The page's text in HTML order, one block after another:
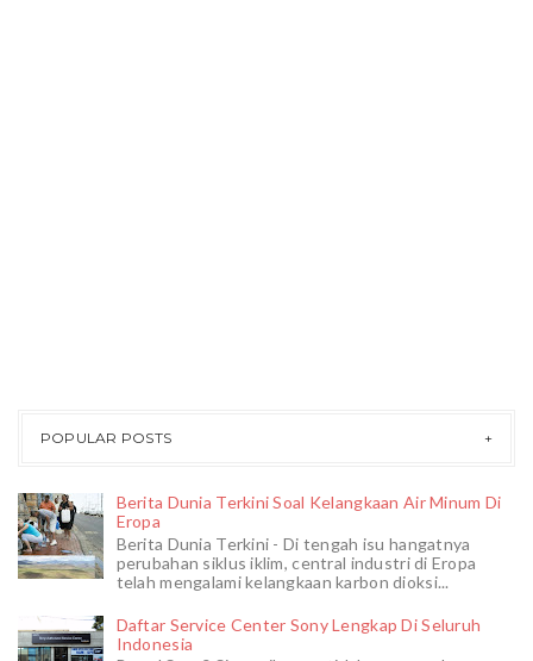
POPULAR POSTS
Berita Dunia Terkini Soal Kelangkaan Air Minum Di
Eropa
Berita Dunia Terkini - Di tengah isu hangatnya
perubahan siklus iklim, central industri di Eropa
telah mengalami kelangkaan karbon dioksi...
Daftar Service Center Sony Lengkap Di Seluruh
Indonesia